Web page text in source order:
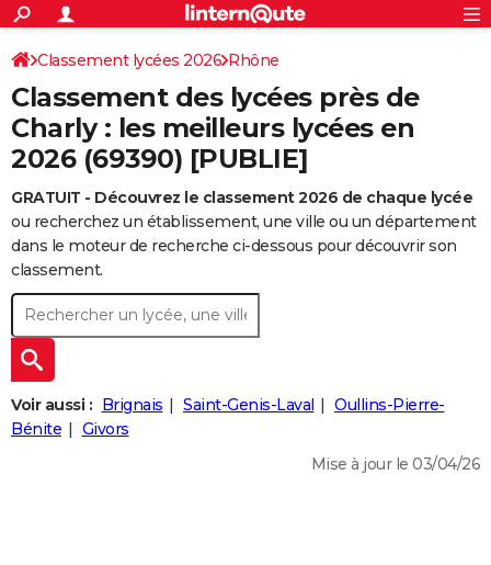
ACTUALITÉS
Politique
Société
Faits Divers
Education
Monde
Villes
+
SPORT
Coupe du monde 2026
Football
Tennis
Cyclisme
Rugby
Forum
CULTURE
Programme TV
TNT
Streaming
Cinéma
Sorties cinéma
Musique
+
FINANCE
Retraite
Impôts
Epargne
Immobilier
Risques naturels par ville
Banque
Assurance
Crédit
AUTO
Essais
Réserver un essai
Citadines
Berlines
SUV
Forum auto
+
HIGH-TECH
BRICOLAGE
Forum
Aménagement intérieur
Extérieur
Cuisine
Salle de bains
Jardinage
Rangement
+WEEK-END
Guides de France
Escapades
Patrimoine
Expositions
Musées
Week-end nature
+
LIFESTYLE
Art de vivre
Bien-être
Loisirs
Mode
Modes de vie
+SANTE
S'inscrire
Connexion
Classement lycées 2026 Rhône
Classement des lycées près de
Charly : les meilleurs lycées en
2026 (69390) [PUBLIE]
GRATUIT - Découvrez le classement 2026 de chaque lycée
ou recherchez un établissement, une ville ou un département
dans le moteur de recherche ci-dessous pour découvrir son
classement.
Voir aussi : Brignais Saint-Genis-Laval
Oullins-Pierre-
Bénite
Givors
Mise à jour le 03/04/26